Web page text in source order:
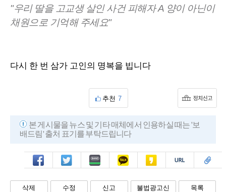
"우리 딸을 고교생 살인 사건 피해자 A 양이 아닌이
채원으로 기억해 주세요"
다시 한 번 삼가 고인의 명복을 빕니다
추천 7
본 게시물을 뉴스 및 기타 매체에서 인용하실 때는 '보
배드림' 출처 표기를 부탁드립니다
페북 트윗 밴드 카톡 카스 복사 스크랩
삭제 수정 신고
불법광고신
목록